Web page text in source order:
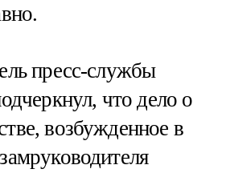
пресс-службы
что дело о
возбужденное в